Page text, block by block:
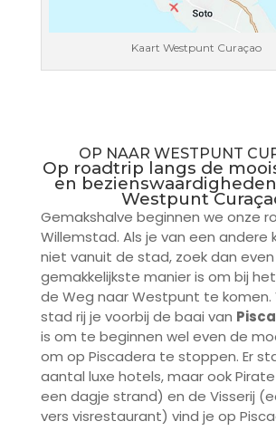
Kaart Westpunt Curaçao
OP NAAR WESTPUNT
Op roadtrip langs de
en
Westpunt
Gemakshalve beginnen we onze
Willemstad. Als je van een andere
niet vanuit de stad, zoek dan
gemakkelijkste manier is om bij
de Weg naar Westpunt te komen.
stad rij je voorbij de baai van
is om te beginnen wel even de
om op Piscadera te stoppen. Er
aantal luxe hotels, maar ook
een dagje strand) en de Visserij
vers visrestaurant) vind je op